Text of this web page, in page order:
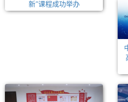
新”课程成功举办